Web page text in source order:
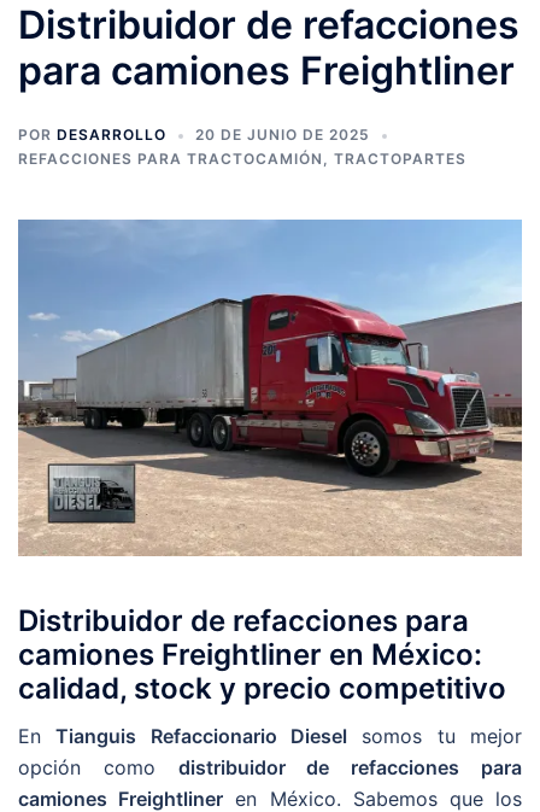
Distribuidor de refacciones
para camiones Freightliner
POR DESARROLLO
20 DE JUNIO DE 2025
REFACCIONES PARA TRACTOCAMIÓN , TRACTOPARTES
Distribuidor de refacciones para
camiones Freightliner en México:
calidad, stock y precio competitivo
EnTianguis Refaccionario Diesel somos tu mejor
opción como distribuidor de refacciones para
camiones Freightliner en México. Sabemos que los